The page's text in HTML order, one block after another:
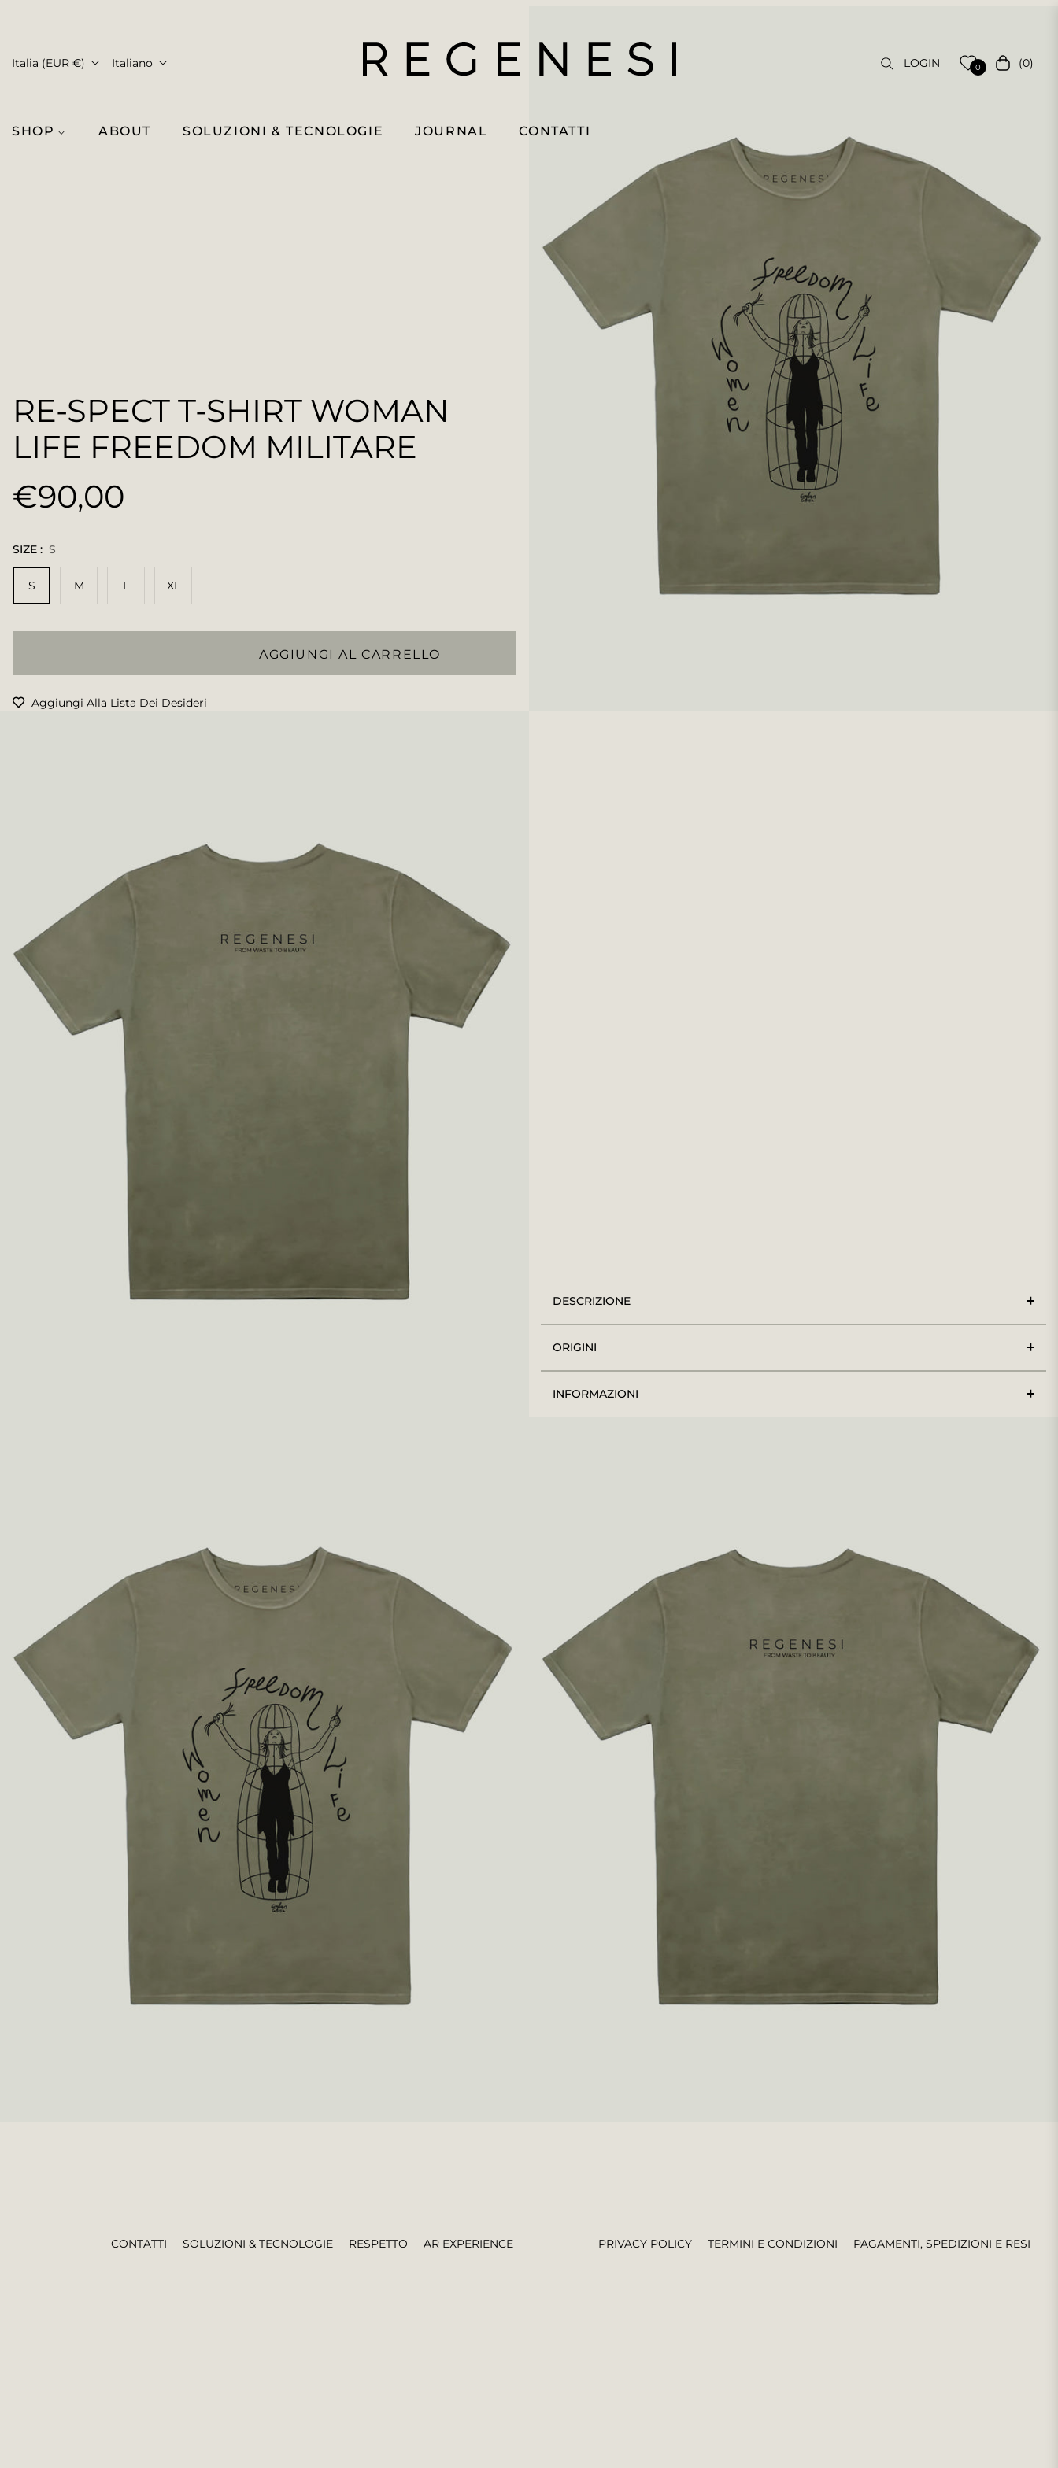
Italia (EUR €) Italiano LOGIN 0 Carrello
(0)
SHOP ABOUT SOLUZIONI & TECNOLOGIE JOURNAL CONTATTI
RE-SPECT T-SHIRT WOMAN
LIFE FREEDOM MILITARE
Prezzo
€90,00
SIZE : S
S M L XL
AGGIUNGI AL CARRELLO
Aggiungi Alla Lista Dei Desideri
DESCRIZIONE
ORIGINI
INFORMAZIONI
AR EXPERIENCE
RESPETTO
SOLUZIONI & TECNOLOGIE
CONTATTI PAGAMENTI, SPEDIZIONI E RESI
TERMINI E CONDIZIONI
PRIVACY POLICY